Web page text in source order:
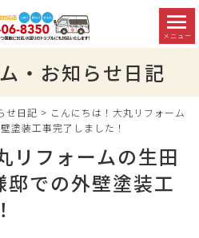
メニュー
・お知らせ日記
せ日記 > こんにちは！大丸リフォーム
塗装工事完了しました！
リフォームの生田
での外壁塗装工